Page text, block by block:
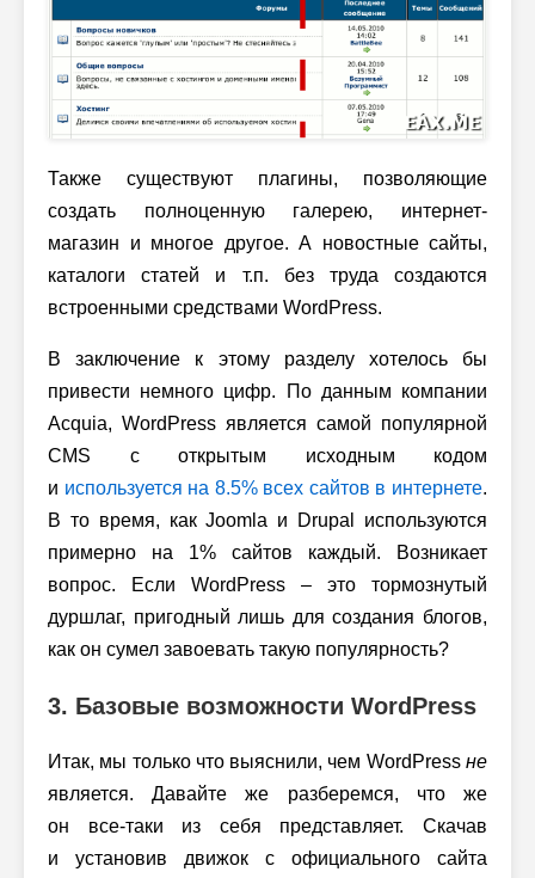
Также существуют плагины, позволяющие
создать полноценную галерею, интернет-
магазин и многое другое. А новостные сайты,
каталоги статей и т.п. без труда создаются
встроенными средствами WordPress.
В заключение к этому разделу хотелось бы
привести немного цифр. По данным компании
Acquia, WordPress является самой популярной
CMS с открытым исходным кодом
и используется на 8.5% всех сайтов в интернете.
В то время, как Joomla и Drupal используются
примерно на 1% сайтов каждый. Возникает
вопрос. Если WordPress – это тормознутый
дуршлаг, пригодный лишь для создания блогов,
как он сумел завоевать такую популярность?
3. Базовые возможности WordPress
Итак, мы только что выяснили, чем WordPress не
является. Давайте же разберемся, что же
он все-таки из себя представляет. Скачав
и установив движок с официального сайта